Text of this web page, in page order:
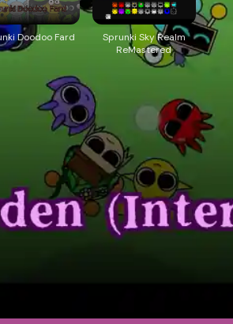
Doodoo Fard
Sprunki Sky Realm
ReMastered